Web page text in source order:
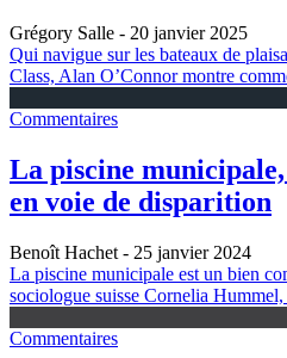
Grégory Salle - 20 janvier 2025
Qui navigue sur les bateaux de
Class, Alan O’Connor montre
Commentaires
La piscine
en voie de disparition
Benoît Hachet - 25 janvier 2024
La piscine municipale est un bien
sociologue suisse Cornelia
Commentaires